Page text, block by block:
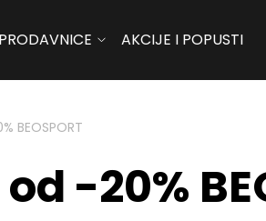
AKCIJE I POPUSTI
BEOSPORT
-20%